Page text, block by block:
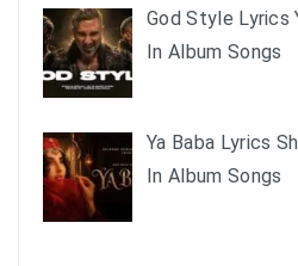
God Style Lyrics
In Album Songs
Ya Baba Lyrics
In Album Songs